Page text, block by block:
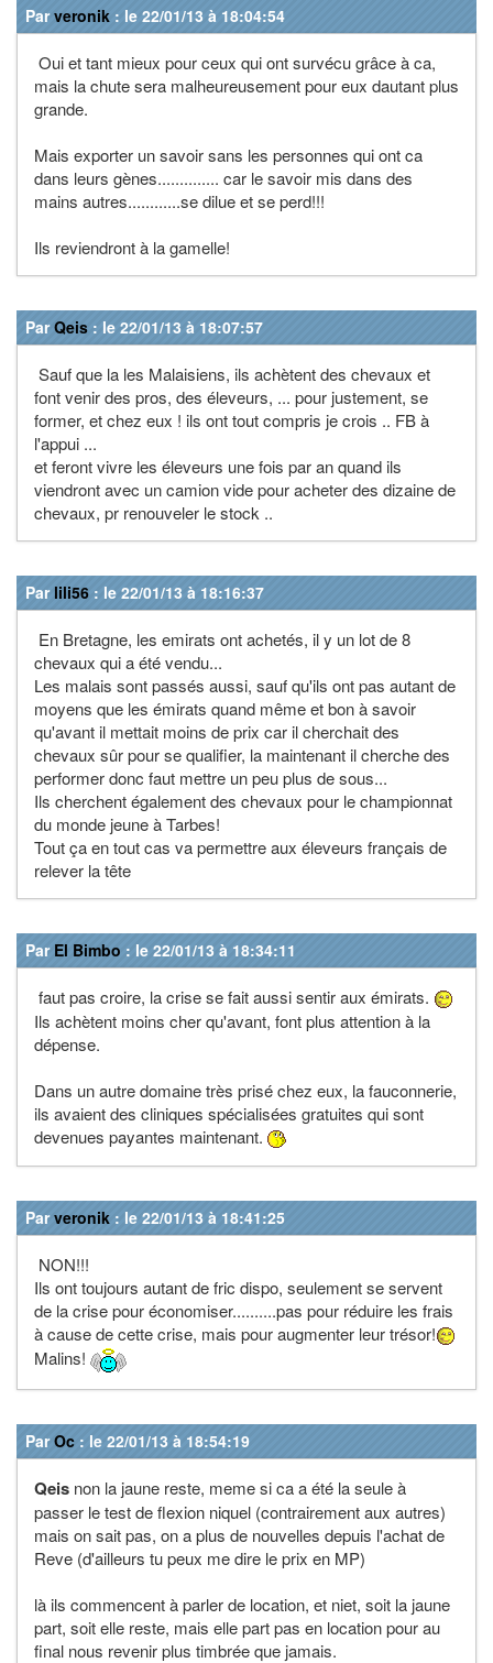
Parveronik : le 22/01/13 à 18:04:54
Oui et tant mieux pour ceux qui ont survécu grâce à ca,
mais la chute sera malheureusement pour eux dautant plus
grande.
Mais exporter un savoir sans les personnes qui ont ca
dans leurs gènes.............. car le savoir mis dans des
mains autres............se dilue et se perd!!!
Ils reviendront à la gamelle!
ParQeis : le 22/01/13 à 18:07:57
Sauf que la les Malaisiens, ils achètent des chevaux et
font venir des pros, des éleveurs, ... pour justement, se
former, et chez eux ! ils ont tout compris je crois .. FB à
l'appui ...
et feront vivre les éleveurs une fois par an quand ils
viendront avec un camion vide pour acheter des dizaine de
chevaux, pr renouveler le stock ..
Par lili56 : le 22/01/13 à 18:16:37
En Bretagne, les emirats ont achetés, il y un lot de 8
chevaux qui a été vendu...
Les malais sont passés aussi, sauf qu'ils ont pas autant de
moyens que les émirats quand même et bon à savoir
qu'avant il mettait moins de prix car il cherchait des
chevaux sûr pour se qualifier, la maintenant il cherche des
performer donc faut mettre un peu plus de sous...
Ils cherchent également des chevaux pour le championnat
du monde jeune à Tarbes!
Tout ça en tout cas va permettre aux éleveurs français de
relever la tête
Par El Bimbo : le 22/01/13 à 18:34:11
faut pas croire, la crise se fait aussi sentir aux émirats.
Ils achètent moins cher qu'avant, font plus attention à la
dépense.
Dans un autre domaine très prisé chez eux, la fauconnerie,
ils avaient des cliniques spécialisées gratuites qui sont
devenues payantes maintenant.
Parveronik : le 22/01/13 à 18:41:25
NON!!!
Ils ont toujours autant de fric dispo, seulement se servent
de la crise pour économiser..........pas pour réduire les frais
à cause de cette crise, mais pour augmenter leur trésor!
Malins!
ParOc : le 22/01/13 à 18:54:19
Qeis non la jaune reste, meme si ca a été la seule à
passer le test de flexion niquel (contrairement aux autres)
mais on sait pas, on a plus de nouvelles depuis l'achat de
Reve (d'ailleurs tu peux me dire le prix en MP)
là ils commencent à parler de location, et niet, soit la jaune
part, soit elle reste, mais elle part pas en location pour au
final nous revenir plus timbrée que jamais.